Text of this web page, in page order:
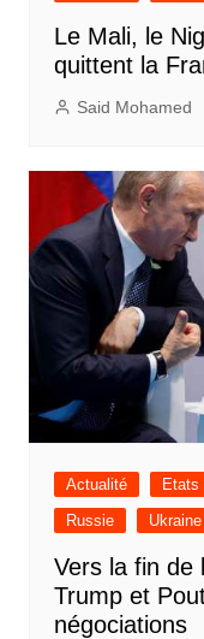
Le Mali, le
quittent la
Said Mohamed
Actualité Etats
Russie
Ukraine
Vers la fin de
Trump et
négociations